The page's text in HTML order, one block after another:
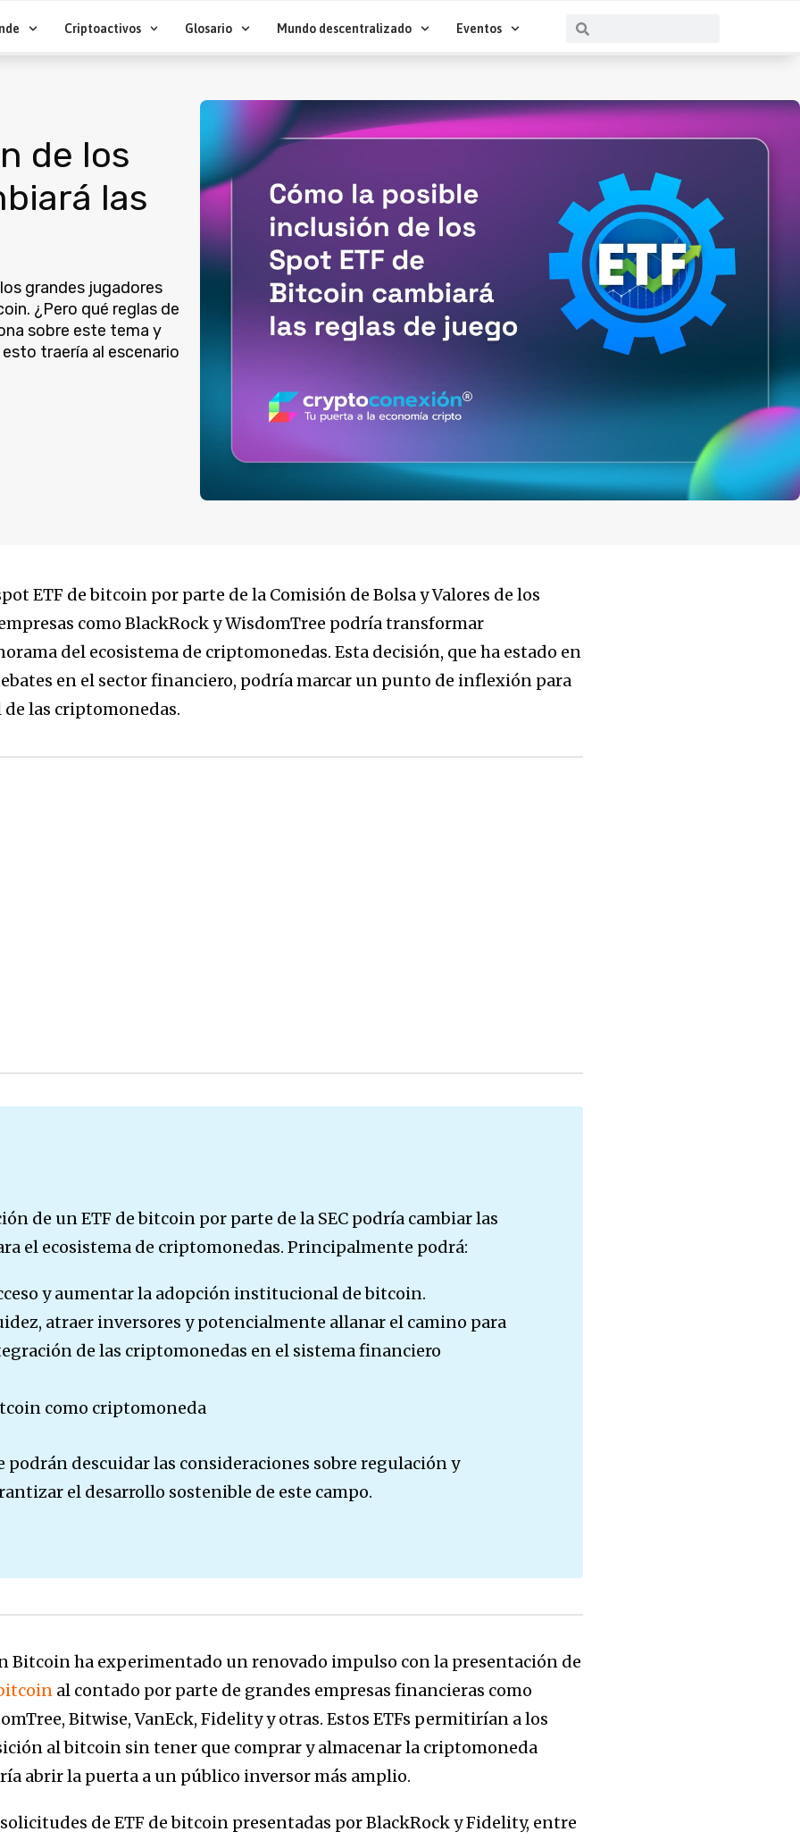
Criptoactivos Glosario Mundo descentralizado Eventos Buscar
de los
las
grandes jugadores
¿Pero qué reglas de
sobre este tema y
traería al escenario
ETF de bitcoin por parte de la Comisión de Bolsa y Valores de los
como BlackRock y WisdomTree podría transformar
del ecosistema de criptomonedas. Esta decisión, que ha estado en
en el sector financiero, podría marcar un punto de inflexión para
las criptomonedas.
de un ETF de bitcoin por parte de la SEC podría cambiar las
el ecosistema de criptomonedas. Principalmente podrá:
y aumentar la adopción institucional de bitcoin.
atraer inversores y potencialmente allanar el camino para
de las criptomonedas en el sistema financiero
como criptomoneda
podrán descuidar las consideraciones sobre regulación y
el desarrollo sostenible de este campo.
Bitcoin ha experimentado un renovado impulso con la presentación de
al contado por parte de grandes empresas financieras como
Bitwise, VanEck, Fidelity y otras. Estos ETFs permitirían a los
al bitcoin sin tener que comprar y almacenar la criptomoneda
abrir la puerta a un público inversor más amplio.
solicitudes de ETF de bitcoin presentadas por BlackRock y Fidelity, entre